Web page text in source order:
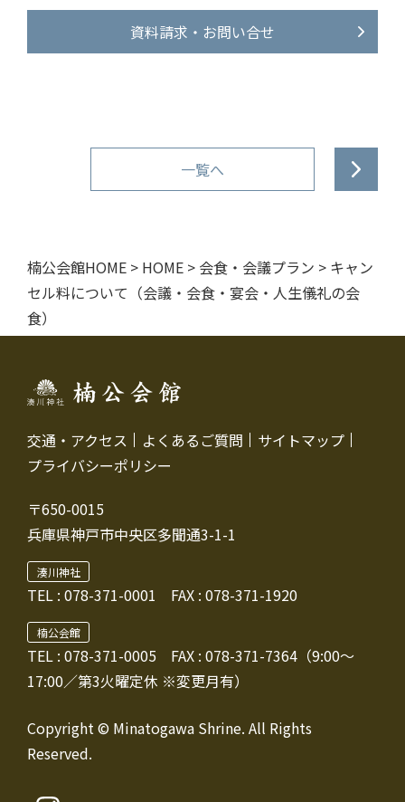
資料請求・お問い合せ
ナ
ビ
ゲ
ー
シ
ョ
ン
一覧へ
楠公会館HOME > HOME > 会食・会議プラン > キャン
セル料について（会議・会食・宴会・人生儀礼の会
食）
交通・アクセス よくあるご質問
サイトマップ
プライバシーポリシー
〒650-0015
兵庫県神戸市中央区多聞通3-1-1
湊川神社
TEL : 078-371-0001 FAX : 078-371-1920
楠公会館
TEL : 078-371-0005 FAX : 078-371-7364（9:00～
17:00／第3火曜定休 ※変更月有）
Copyright © Minatogawa Shrine. All Rights
Reserved.